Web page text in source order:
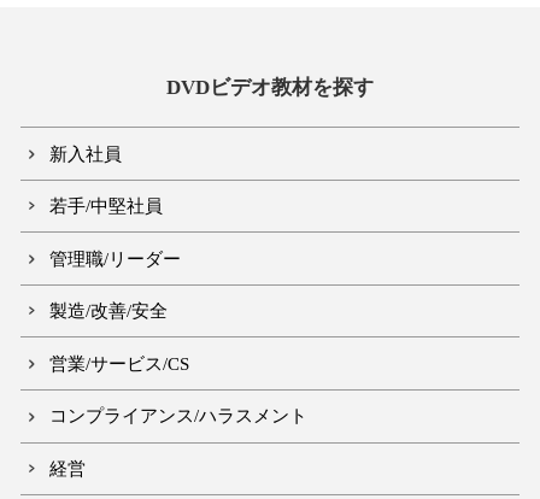
DVDビデオ教材を探す
新入社員
若手/中堅社員
管理職/リーダー
製造/改善/安全
営業/サービス/CS
コンプライアンス/ハラスメント
経営